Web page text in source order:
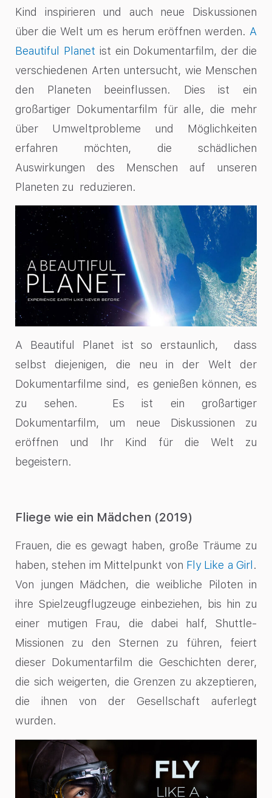
Kind inspirieren und auch neue Diskussionen
über die Welt um es herum eröffnen werden. A
Beautiful Planet ist ein Dokumentarfilm, der die
verschiedenen Arten untersucht, wie Menschen
den Planeten beeinflussen. Dies ist ein
großartiger Dokumentarfilm für alle, die mehr
über Umweltprobleme und Möglichkeiten
erfahren möchten, die schädlichen
Auswirkungen des Menschen auf unseren
Planeten zu reduzieren.
A Beautiful Planet ist so erstaunlich, dass
selbst diejenigen, die neu in der Welt der
Dokumentarfilme sind, es genießen können, es
zu sehen. Es ist ein großartiger
Dokumentarfilm, um neue Diskussionen zu
eröffnen und Ihr Kind für die Welt zu
begeistern.
Fliege wie ein Mädchen (2019)
Frauen, die es gewagt haben, große Träume zu
haben, stehen im Mittelpunkt von Fly Like a Girl .
Von jungen Mädchen, die weibliche Piloten in
ihre Spielzeugflugzeuge einbeziehen, bis hin zu
einer mutigen Frau, die dabei half, Shuttle-
Missionen zu den Sternen zu führen, feiert
dieser Dokumentarfilm die Geschichten derer,
die sich weigerten, die Grenzen zu akzeptieren,
die ihnen von der Gesellschaft auferlegt
wurden.